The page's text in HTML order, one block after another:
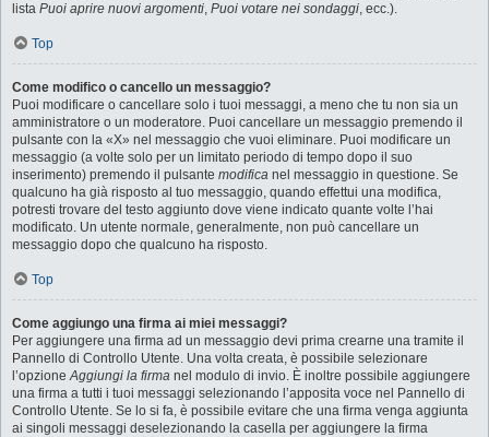
lista Puoi aprire nuovi argomenti, Puoi votare nei sondaggi, ecc.).
Top
Come modifico o cancello un messaggio?
Puoi modificare o cancellare solo i tuoi messaggi, a meno che tu non sia un
amministratore o un moderatore. Puoi cancellare un messaggio premendo il
pulsante con la «X» nel messaggio che vuoi eliminare. Puoi modificare un
messaggio (a volte solo per un limitato periodo di tempo dopo il suo
inserimento) premendo il pulsante modifica nel messaggio in questione. Se
qualcuno ha già risposto al tuo messaggio, quando effettui una modifica,
potresti trovare del testo aggiunto dove viene indicato quante volte l’hai
modificato. Un utente normale, generalmente, non può cancellare un
messaggio dopo che qualcuno ha risposto.
Top
Come aggiungo una firma ai miei messaggi?
Per aggiungere una firma ad un messaggio devi prima crearne una tramite il
Pannello di Controllo Utente. Una volta creata, è possibile selezionare
l’opzioneAggiungi la firma nel modulo di invio. È inoltre possibile aggiungere
una firma a tutti i tuoi messaggi selezionando l’apposita voce nel Pannello di
Controllo Utente. Se lo si fa, è possibile evitare che una firma venga aggiunta
ai singoli messaggi deselezionando la casella per aggiungere la firma